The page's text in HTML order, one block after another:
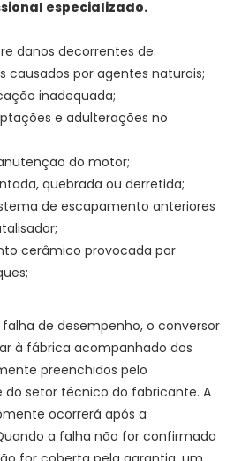
especializado.
danos decorrentes de:
causados por agentes naturais;
inadequada;
e adulterações no
do motor;
quebrada ou derretida;
de escapamento anteriores
cerâmico provocada por
de desempenho, o conversor
à fábrica acompanhado dos
preenchidos pelo
do setor técnico do fabricante. A
ocorrerá após a
a falha não for confirmada